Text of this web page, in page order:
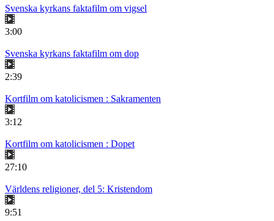
Svenska kyrkans faktafilm om vigsel
3:00
Svenska kyrkans faktafilm om dop
2:39
Kortfilm om katolicismen : Sakramenten
3:12
Kortfilm om katolicismen : Dopet
27:10
Världens religioner, del 5: Kristendom
9:51